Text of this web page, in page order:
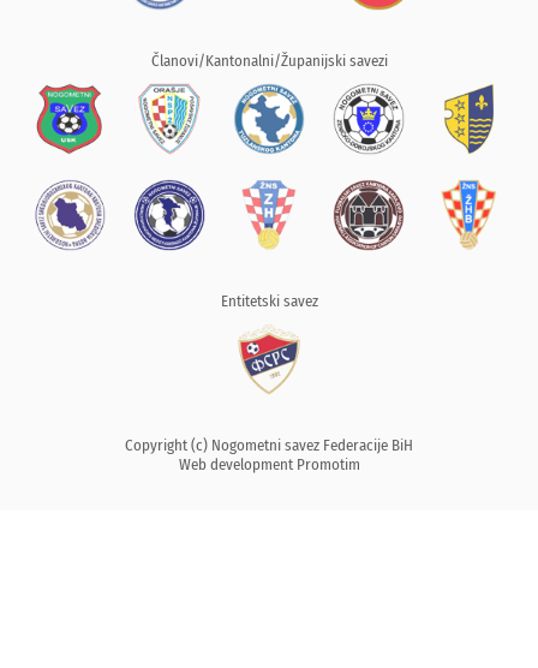
Članovi/Kantonalni/Županijski savezi
Entitetski savez
Copyright (c) Nogometni savez Federacije BiH
Web development Promotim